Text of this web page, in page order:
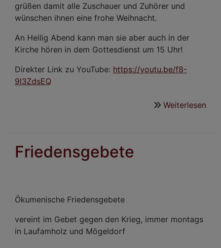
grüßen damit alle Zuschauer und Zuhörer und
wünschen ihnen eine frohe Weihnacht.
An Heilig Abend kann man sie aber auch in der
Kirche hören in dem Gottesdienst um 15 Uhr!
Direkter Link zu YouTube: https://youtu.be/f8-
9I3ZdsEQ
Weiterlesen
Friedensgebete
Ökumenische Friedensgebete
vereint im Gebet gegen den Krieg, immer montags
in Laufamholz und Mögeldorf